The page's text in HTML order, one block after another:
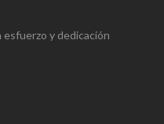
y dedicación